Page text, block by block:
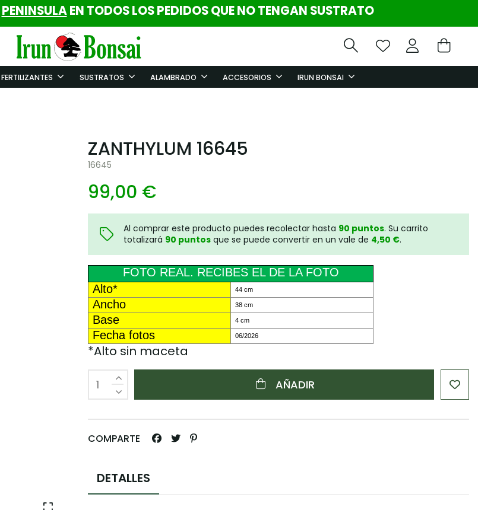
PENINSULAEN TODOS LOS PEDIDOS QUE NO TENGAN SUSTRATO
FERTILIZANTES SUSTRATOS ALAMBRADO ACCESORIOS IRUN BONSAI
ZANTHYLUM 16645
16645
99,00 €
Al comprar este producto puedes recolectar hasta 90 puntos. Su carrito
totalizará 90 puntos que se puede convertir en un vale de 4,50 €.
FOTO REAL. RECIBES EL DE LA FOTO
Alto*
44 cm
Ancho 38 cm
Base 4 cm
Fecha fotos 06/2026
*Alto sin maceta
AÑADIR
COMPARTE
DETALLES